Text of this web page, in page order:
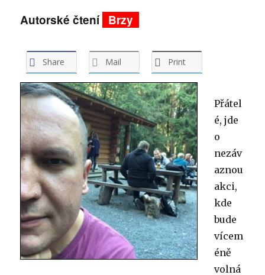
Autorské čtení Brzy
Share Mail Print
Přátel
é, jde
o
nezáv
aznou
akci,
kde
bude
vícem
éně
volná